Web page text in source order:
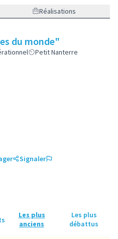
Réalisations
du monde"
Petit Nanterre
Signaler
Les plus
anciens
Les plus
débattus